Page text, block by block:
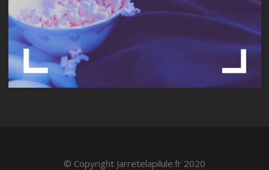
© Copyright Jarretelapilule.fr 2020